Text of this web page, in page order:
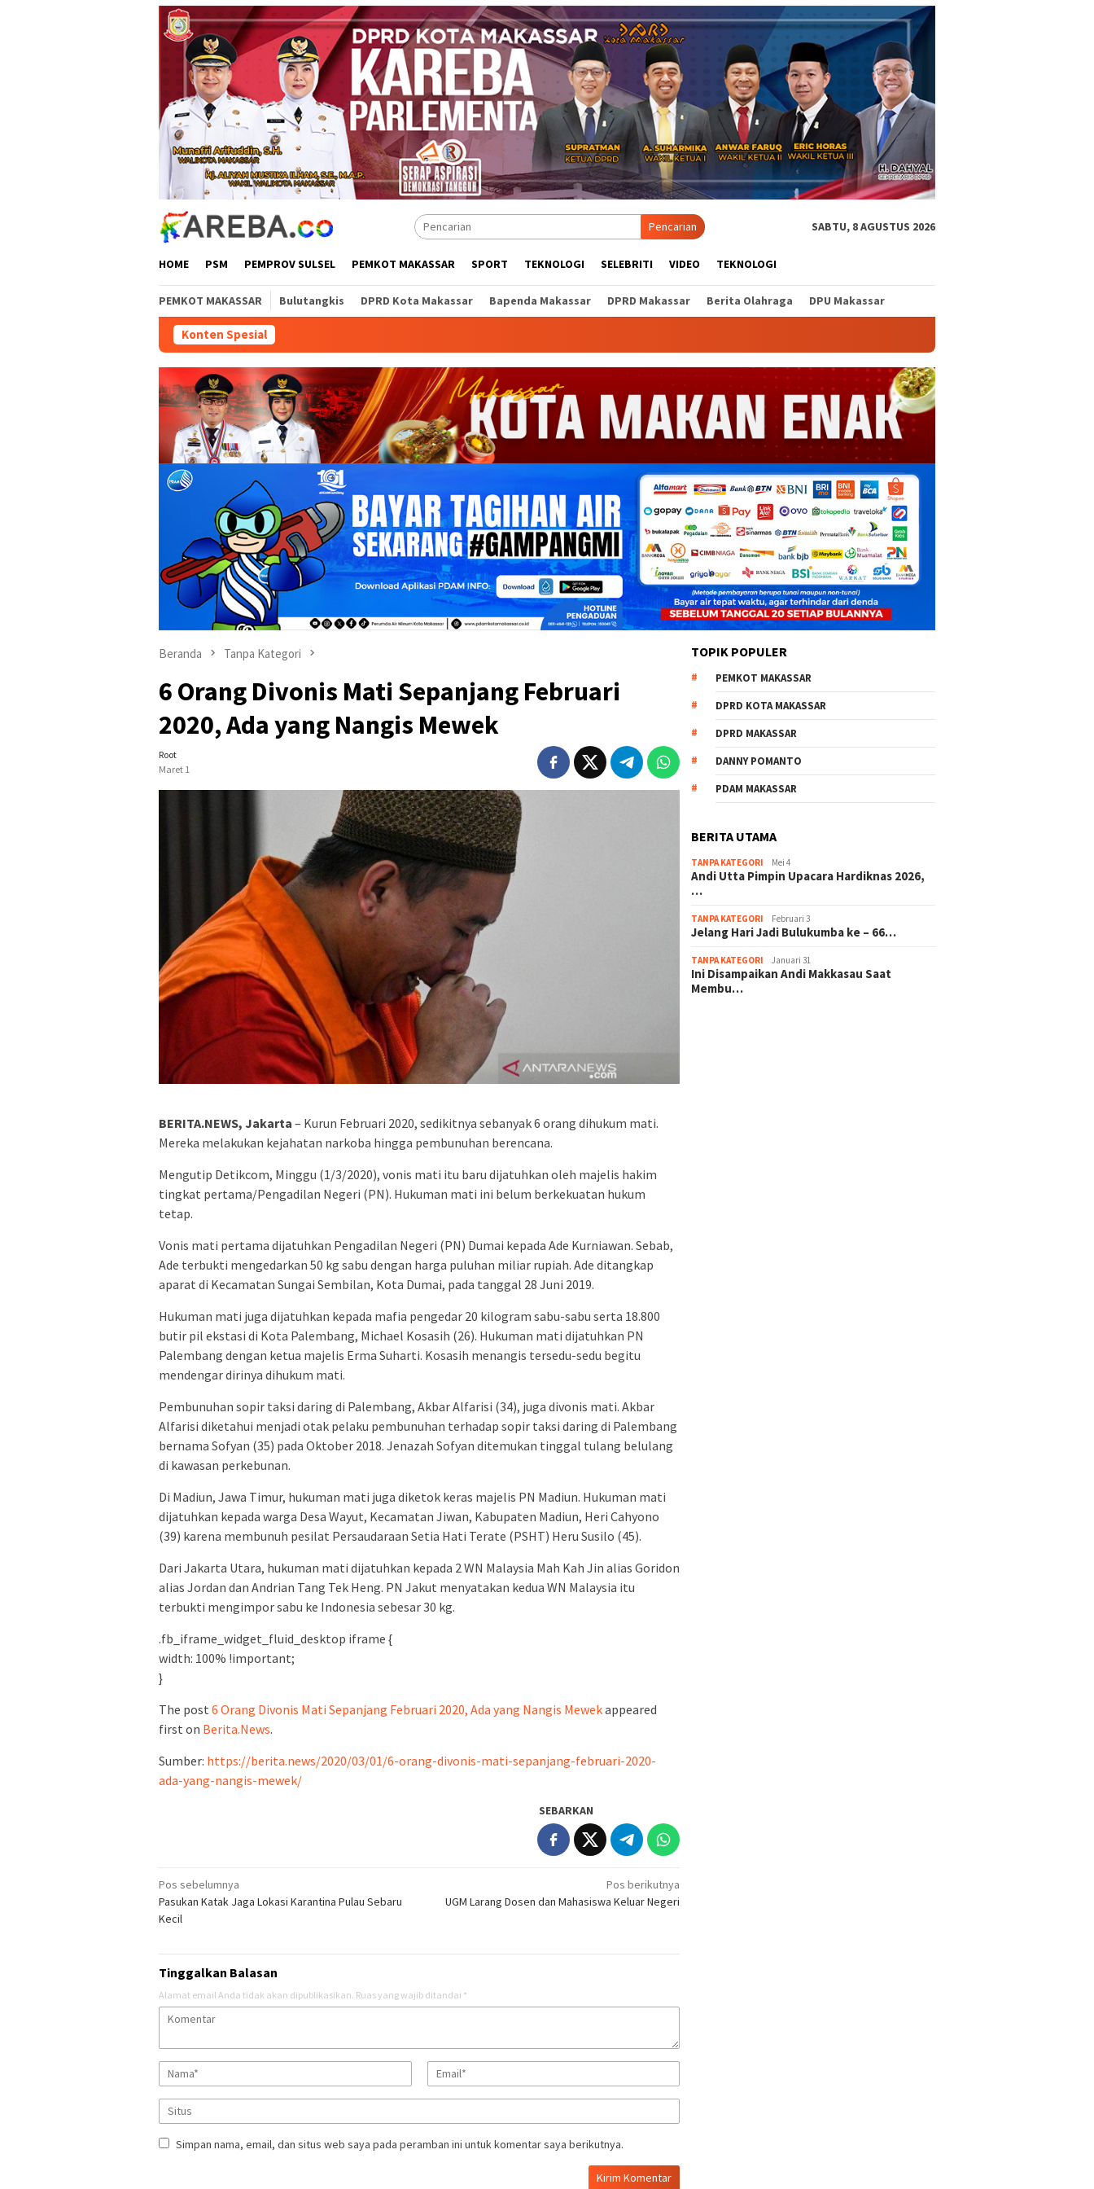
Pencarian SABTU, 8 AGUSTUS 2026
HOME PSM PEMPROV SULSEL PEMKOT MAKASSAR SPORT TEKNOLOGI SELEBRITI VIDEO TEKNOLOGI
PEMKOT MAKASSAR Bulutangkis DPRD Kota Makassar Bapenda Makassar DPRD Makassar Berita Olahraga DPU Makassar
Konten Spesial
Beranda Tanpa Kategori
6 Orang Divonis Mati Sepanjang Februari
2020, Ada yang Nangis Mewek
Root
Maret 1
BERITA.NEWS, Jakarta – Kurun Februari 2020, sedikitnya sebanyak 6 orang dihukum mati.
Mereka melakukan kejahatan narkoba hingga pembunuhan berencana.
Mengutip Detikcom, Minggu (1/3/2020), vonis mati itu baru dijatuhkan oleh majelis hakim
tingkat pertama/Pengadilan Negeri (PN). Hukuman mati ini belum berkekuatan hukum
tetap.
Vonis mati pertama dijatuhkan Pengadilan Negeri (PN) Dumai kepada Ade Kurniawan. Sebab,
Ade terbukti mengedarkan 50 kg sabu dengan harga puluhan miliar rupiah. Ade ditangkap
aparat di Kecamatan Sungai Sembilan, Kota Dumai, pada tanggal 28 Juni 2019.
Hukuman mati juga dijatuhkan kepada mafia pengedar 20 kilogram sabu-sabu serta 18.800
butir pil ekstasi di Kota Palembang, Michael Kosasih (26). Hukuman mati dijatuhkan PN
Palembang dengan ketua majelis Erma Suharti. Kosasih menangis tersedu-sedu begitu
mendengar dirinya dihukum mati.
Pembunuhan sopir taksi daring di Palembang, Akbar Alfarisi (34), juga divonis mati. Akbar
Alfarisi diketahui menjadi otak pelaku pembunuhan terhadap sopir taksi daring di Palembang
bernama Sofyan (35) pada Oktober 2018. Jenazah Sofyan ditemukan tinggal tulang belulang
di kawasan perkebunan.
Di Madiun, Jawa Timur, hukuman mati juga diketok keras majelis PN Madiun. Hukuman mati
dijatuhkan kepada warga Desa Wayut, Kecamatan Jiwan, Kabupaten Madiun, Heri Cahyono
(39) karena membunuh pesilat Persaudaraan Setia Hati Terate (PSHT) Heru Susilo (45).
Dari Jakarta Utara, hukuman mati dijatuhkan kepada 2 WN Malaysia Mah Kah Jin alias Goridon
alias Jordan dan Andrian Tang Tek Heng. PN Jakut menyatakan kedua WN Malaysia itu
terbukti mengimpor sabu ke Indonesia sebesar 30 kg.
.fb_iframe_widget_fluid_desktop iframe {
width: 100% !important;
}
The post 6 Orang Divonis Mati Sepanjang Februari 2020, Ada yang Nangis Mewekappeared
first on Berita.News.
Sumber: https://berita.news/2020/03/01/6-orang-divonis-mati-sepanjang-februari-2020-
ada-yang-nangis-mewek/
SEBARKAN
Navigasi
pos
Pos sebelumnya
Pasukan Katak Jaga Lokasi Karantina Pulau Sebaru
Kecil
Pos berikutnya
UGM Larang Dosen dan Mahasiswa Keluar Negeri
Tinggalkan Balasan
Alamat email Anda tidak akan dipublikasikan. Ruas yang wajib ditandai *
Simpan nama, email, dan situs web saya pada peramban ini untuk komentar saya berikutnya.
TOPIK POPULER
PEMKOT MAKASSAR
DPRD KOTA MAKASSAR
DPRD MAKASSAR
DANNY POMANTO
PDAM MAKASSAR
BERITA UTAMA
TANPA KATEGORI Mei 4
Andi Utta Pimpin Upacara Hardiknas 2026,
…
TANPA KATEGORI Februari 3
Jelang Hari Jadi Bulukumba ke – 66…
TANPA KATEGORI Januari 31
Ini Disampaikan Andi Makkasau Saat
Membu…